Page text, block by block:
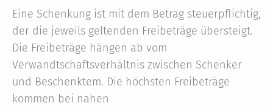
Eine Schenkung ist mit dem Betrag steuerpflichtig,
der die jeweils geltenden Freibeträge übersteigt.
Die Freibeträge hängen ab vom
Verwandtschaftsverhältnis zwischen Schenker
und Beschenktem. Die höchsten Freibeträge
kommen bei nahen